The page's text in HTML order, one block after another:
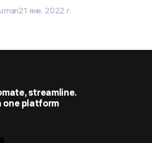
21 янв. 2022 г.
streamline.
one platform